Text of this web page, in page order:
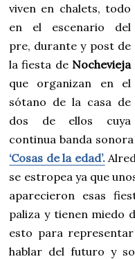
viven en chalets, todo
en el escenario del
pre, durante y post de
la fiesta de Nochevieja
que organizan en el
sótano de la casa de
dos de ellos cuya
continua banda
‘Cosas de la edad’.
se estropea ya que
aparecieron esas
paliza y tienen miedo
esto para
hablar del futuro y